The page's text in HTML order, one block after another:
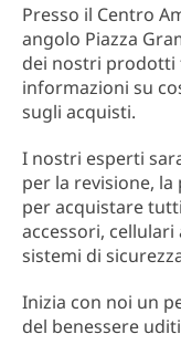
Presso il Centro
angolo Piazza
dei nostri prodotti
informazioni su
sugli acquisti.
I nostri esperti
per la revisione,
per acquistare
accessori,
sistemi di
Inizia con noi un
del benessere